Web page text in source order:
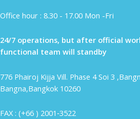
Office hour : 8.30 - 17.00 Mon -Fri
24/7 operations, but after official
functional team will standby
776 Phairoj Kijja Vill. Phase 4 Soi 3
Bangna,Bangkok 10260
FAX : (+66 ) 2001‐3522